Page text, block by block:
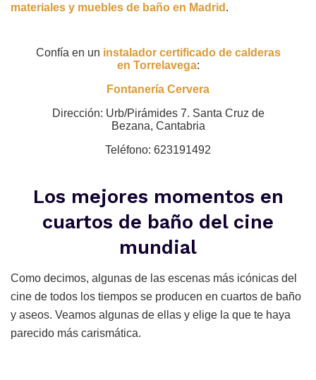
materiales y muebles de baño en Madrid .
Confía en un instalador certificado de calderas
en Torrelavega:
Fontanería Cervera
Dirección: Urb/Pirámides 7. Santa Cruz de
Bezana, Cantabria
Teléfono: 623191492
Los mejores momentos en
cuartos de baño del cine
mundial
Como decimos, algunas de las escenas más icónicas del
cine de todos los tiempos se producen en cuartos de baño
y aseos. Veamos algunas de ellas y elige la que te haya
parecido más carismática.